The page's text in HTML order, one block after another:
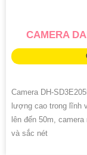
CAMERA
Camera DH-
lượng cao trong lĩnh
lên đến 50m,
và sắc nét